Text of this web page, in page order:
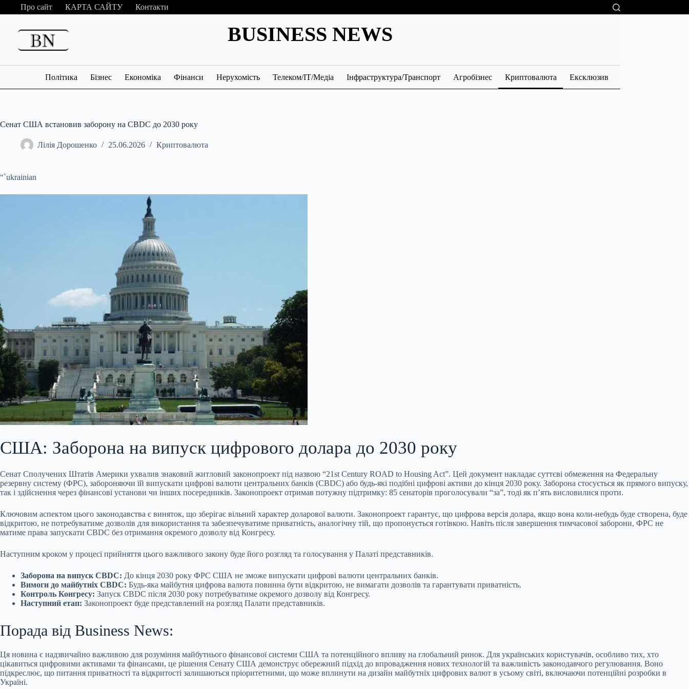
Перейти
до
Про сайт КАРТА САЙТУ Контакти
BUSINESS NEWS
Політика Бізнес Економіка Фінанси Нерухомість Телеком/ІТ/Медіа Інфраструктура/Транспорт Агробізнес Криптовалюта Ексклюзив
Сенат США встановив заборону на CBDC до 2030 року
Лілія Дорошенко 25.06.2026 Криптовалюта
“`ukrainian
США: Заборона на випуск цифрового долара до 2030 року
Сенат Сполучених Штатів Америки ухвалив знаковий житловий законопроект під назвою “21st Century ROAD to Housing Act”. Цей документ накладає суттєві обмеження на Федеральну
резервну систему (ФРС), забороняючи їй випускати цифрові валюти центральних банків (CBDC) або будь-які подібні цифрові активи до кінця 2030 року. Заборона стосується як прямого випуску,
так і здійснення через фінансові установи чи інших посередників. Законопроект отримав потужну підтримку: 85 сенаторів проголосували “за”, тоді як п’ять висловилися проти.
Ключовим аспектом цього законодавства є виняток, що зберігає вільний характер доларової валюти. Законопроект гарантує, що цифрова версія долара, якщо вона коли-небудь буде створена, буде
відкритою, не потребуватиме дозволів для використання та забезпечуватиме приватність, аналогічну тій, що пропонується готівкою. Навіть після завершення тимчасової заборони, ФРС не
матиме права запускати CBDC без отримання окремого дозволу від Конгресу.
Наступним кроком у процесі прийняття цього важливого закону буде його розгляд та голосування у Палаті представників.
Заборона на випуск CBDC: До кінця 2030 року ФРС США не зможе випускати цифрові валюти центральних банків.
Вимоги до майбутніх CBDC: Будь-яка майбутня цифрова валюта повинна бути відкритою, не вимагати дозволів та гарантувати приватність.
Контроль Конгресу: Запуск CBDC після 2030 року потребуватиме окремого дозволу від Конгресу.
Наступний етап: Законопроект буде представлений на розгляд Палати представників.
Порада від Business News:
Ця новина є надзвичайно важливою для розуміння майбутнього фінансової системи США та потенційного впливу на глобальний ринок. Для українських користувачів, особливо тих, хто
цікавиться цифровими активами та фінансами, це рішення Сенату США демонструє обережний підхід до впровадження нових технологій та важливість законодавчого регулювання. Воно
підкреслює, що питання приватності та відкритості залишаються пріоритетними, що може вплинути на дизайн майбутніх цифрових валют в усьому світі, включаючи потенційні розробки в
Україні.